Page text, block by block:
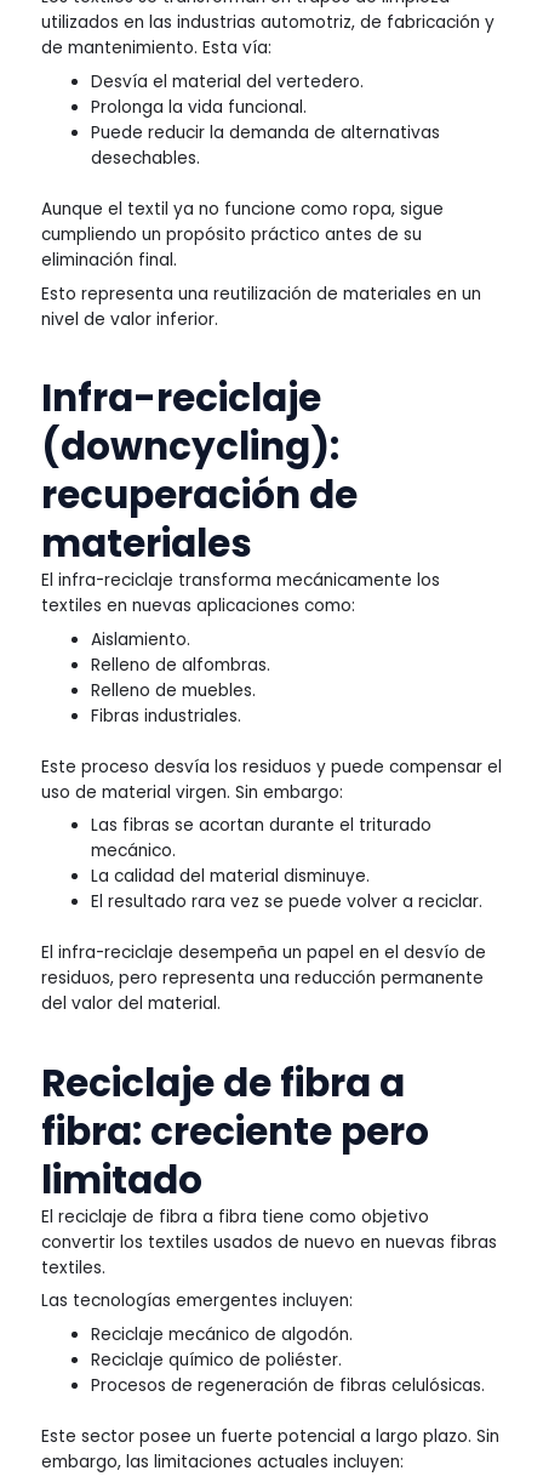
utilizados en las industrias automotriz, de fabricación y
de mantenimiento. Esta vía:
Desvía el material del vertedero.
Prolonga la vida funcional.
Puede reducir la demanda de alternativas
desechables.
Aunque el textil ya no funcione como ropa, sigue
cumpliendo un propósito práctico antes de su
eliminación final.
Esto representa una reutilización de materiales en un
nivel de valor inferior.
Infra-reciclaje
(downcycling):
recuperación de
materiales
El infra-reciclaje transforma mecánicamente los
textiles en nuevas aplicaciones como:
Aislamiento.
Relleno de alfombras.
Relleno de muebles.
Fibras industriales.
Este proceso desvía los residuos y puede compensar el
uso de material virgen. Sin embargo:
Las fibras se acortan durante el triturado
mecánico.
La calidad del material disminuye.
El resultado rara vez se puede volver a reciclar.
El infra-reciclaje desempeña un papel en el desvío de
residuos, pero representa una reducción permanente
del valor del material.
Reciclaje de fibra a
fibra: creciente pero
limitado
El reciclaje de fibra a fibra tiene como objetivo
convertir los textiles usados de nuevo en nuevas fibras
textiles.
Las tecnologías emergentes incluyen:
Reciclaje mecánico de algodón.
Reciclaje químico de poliéster.
Procesos de regeneración de fibras celulósicas.
Este sector posee un fuerte potencial a largo plazo. Sin
embargo, las limitaciones actuales incluyen: